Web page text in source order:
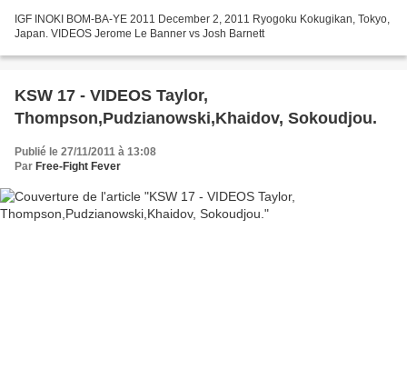
IGF INOKI BOM-BA-YE 2011 December 2, 2011 Ryogoku Kokugikan, Tokyo,
Japan. VIDEOS Jerome Le Banner vs Josh Barnett
KSW 17 - VIDEOS Taylor,
Thompson,Pudzianowski,Khaidov, Sokoudjou.
Publié le 27/11/2011 à 13:08
Par Free-Fight Fever